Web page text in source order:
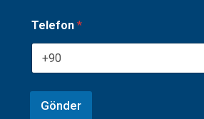
A
d
ı
e
Telefon *
Gönder